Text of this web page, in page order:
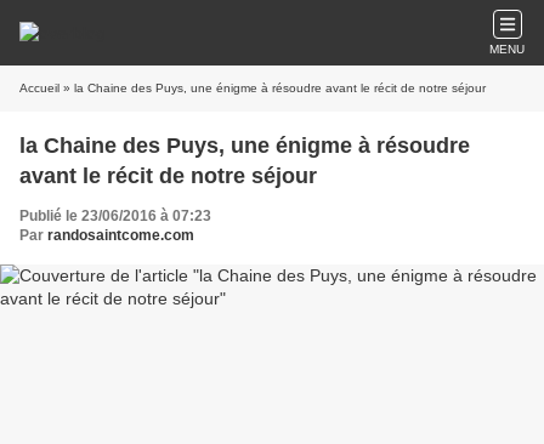
MENU
Accueil » la Chaine des Puys, une énigme à résoudre avant le récit de notre séjour
la Chaine des Puys, une énigme à résoudre
avant le récit de notre séjour
Publié le 23/06/2016 à 07:23
Par randosaintcome.com